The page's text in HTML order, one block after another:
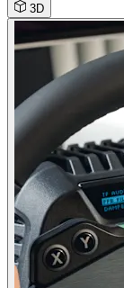
3D